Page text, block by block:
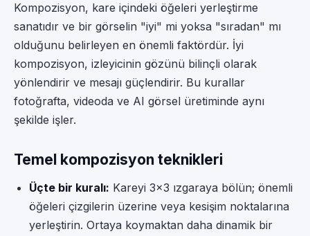
Kompozisyon, kare içindeki öğeleri yerleştirme
sanatıdır ve bir görselin "iyi" mi yoksa "sıradan" mı
olduğunu belirleyen en önemli faktördür. İyi
kompozisyon, izleyicinin gözünü bilinçli olarak
yönlendirir ve mesajı güçlendirir. Bu kurallar
fotoğrafta, videoda ve AI görsel üretiminde aynı
şekilde işler.
Temel kompozisyon teknikleri
Üçte bir kuralı: Kareyi 3×3 ızgaraya bölün; önemli
öğeleri çizgilerin üzerine veya kesişim noktalarına
yerleştirin. Ortaya koymaktan daha dinamik bir